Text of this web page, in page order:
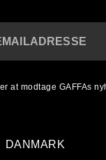
at modtage GAFFAs
DANMARK